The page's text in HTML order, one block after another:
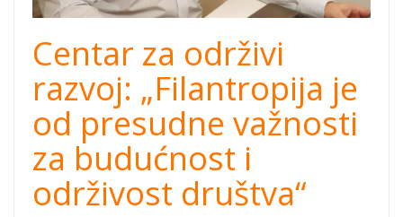
Centar za održivi
razvoj: „Filantropija je
od presudne važnosti
za budućnost i
održivost društva“